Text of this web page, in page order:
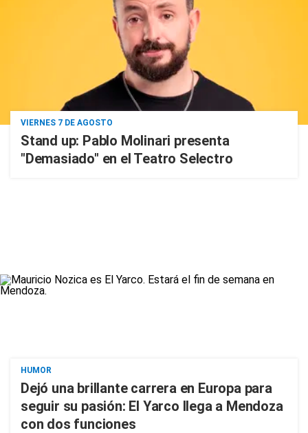
VIERNES 7 DE AGOSTO
Stand up: Pablo Molinari presenta
"Demasiado" en el Teatro Selectro
HUMOR
Dejó una brillante carrera en Europa para
seguir su pasión: El Yarco llega a Mendoza
con dos funciones